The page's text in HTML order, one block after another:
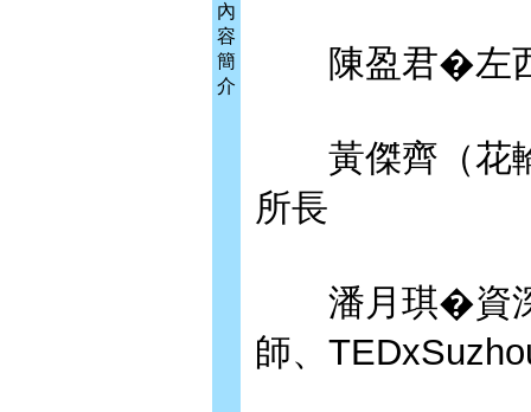
內
容
簡
介
陳盈君�左西
黃傑齊（花輪
所長
潘月琪�資深
師、